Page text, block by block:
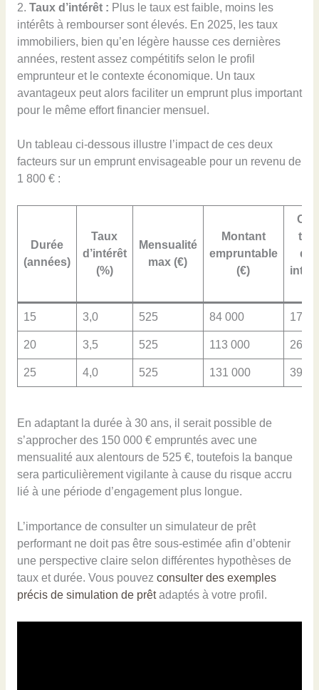
2. Taux d’intérêt : Plus le taux est faible, moins les
intérêts à rembourser sont élevés. En 2025, les taux
immobiliers, bien qu’en légère hausse ces dernières
années, restent assez compétitifs selon le profil
emprunteur et le contexte économique. Un taux
avantageux peut alors faciliter un emprunt plus important
pour le même effort financier mensuel.
Un tableau ci-dessous illustre l’impact de ces deux
facteurs sur un emprunt envisageable pour un revenu de
1 800 € :
Durée
(années)
Taux
d’intérêt
(%)
Mensualité
max (€)
Montant
empruntable
(€)
15 3,0 525 84 000 17
20 3,5 525 113 000 26
25 4,0 525 131 000 39
En adaptant la durée à 30 ans, il serait possible de
s’approcher des 150 000 € empruntés avec une
mensualité aux alentours de 525 €, toutefois la banque
sera particulièrement vigilante à cause du risque accru
lié à une période d’engagement plus longue.
L’importance de consulter un simulateur de prêt
performant ne doit pas être sous-estimée afin d’obtenir
une perspective claire selon différentes hypothèses de
taux et durée. Vous pouvez consulter des exemples
précis de simulation de prêtadaptés à votre profil.